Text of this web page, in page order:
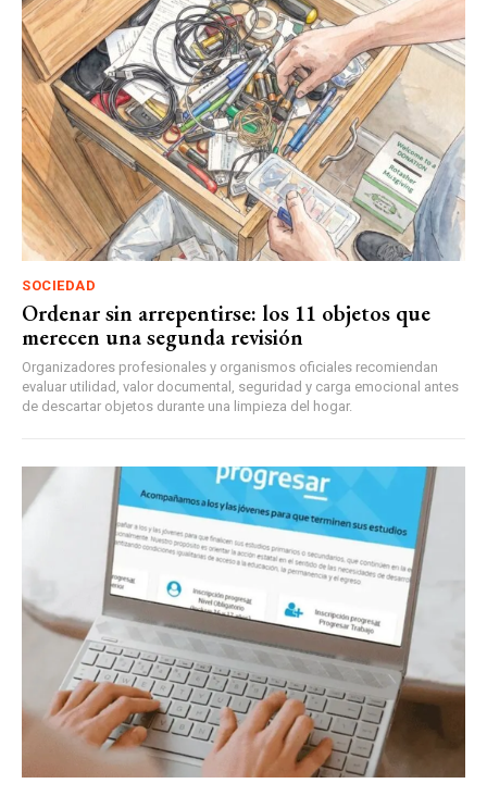
SOCIEDAD
Ordenar sin arrepentirse: los 11 objetos que
merecen una segunda revisión
Organizadores profesionales y organismos oficiales recomiendan
evaluar utilidad, valor documental, seguridad y carga emocional antes
de descartar objetos durante una limpieza del hogar.